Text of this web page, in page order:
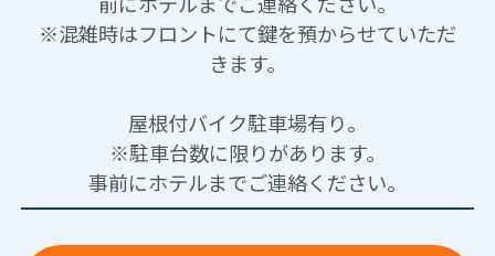
※混雑時はフロントにて鍵を預からせていただ
きます。
屋根付バイク駐車場有り。
※駐車台数に限りがあります。
事前にホテルまでご連絡ください。